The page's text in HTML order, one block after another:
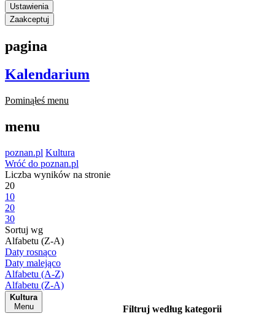
Ustawienia
Zaakceptuj
pagina
Kalendarium
Pominąłeś menu
menu
poznan.pl Kultura
Wróć do poznan.pl
Liczba wyników na stronie
20
10
20
30
Sortuj wg
Alfabetu (Z-A)
Daty rosnąco
Daty malejąco
Alfabetu (A-Z)
Alfabetu (Z-A)
Kultura
Menu
Filtruj według kategorii